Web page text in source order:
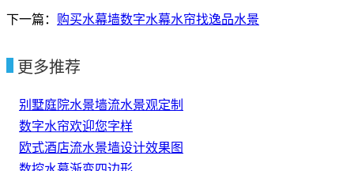
下一篇： 购买水幕墙数字水幕水帘找逸品水景
更多推荐
别墅庭院水景墙流水景观定制
数字水帘欢迎您字样
欧式酒店流水景墙设计效果图